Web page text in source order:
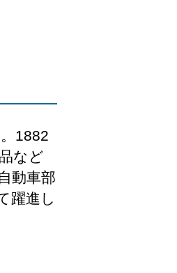
1882
など
動車部
躍進し